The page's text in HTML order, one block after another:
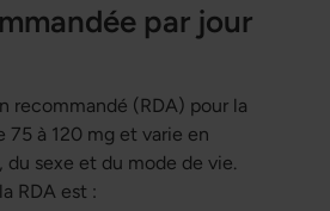
par jour
recommandé (RDA) pour la
75 à 120 mg et varie en
sexe et du mode de vie.
RDA est :